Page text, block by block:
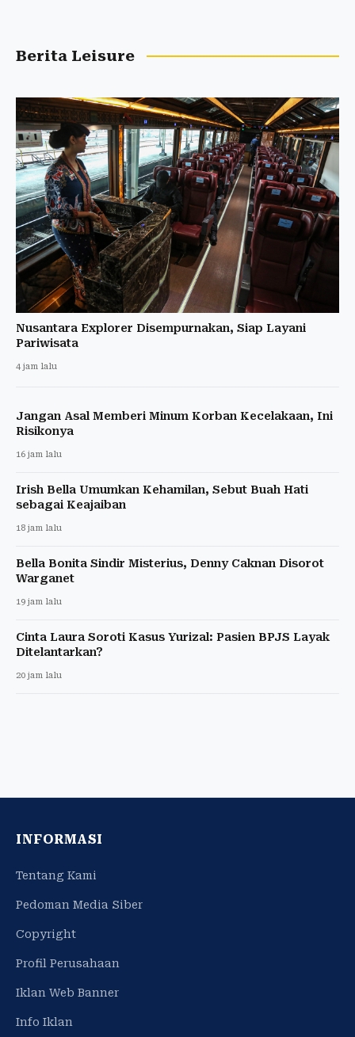
Berita Leisure
Nusantara Explorer Disempurnakan, Siap Layani
Pariwisata
4 jam lalu
Jangan Asal Memberi Minum Korban Kecelakaan, Ini
Risikonya
16 jam lalu
Irish Bella Umumkan Kehamilan, Sebut Buah Hati
sebagai Keajaiban
18 jam lalu
Bella Bonita Sindir Misterius, Denny Caknan Disorot
Warganet
19 jam lalu
Cinta Laura Soroti Kasus Yurizal: Pasien BPJS Layak
Ditelantarkan?
20 jam lalu
INFORMASI
Tentang Kami
Pedoman Media Siber
Copyright
Profil Perusahaan
Iklan Web Banner
Info Iklan